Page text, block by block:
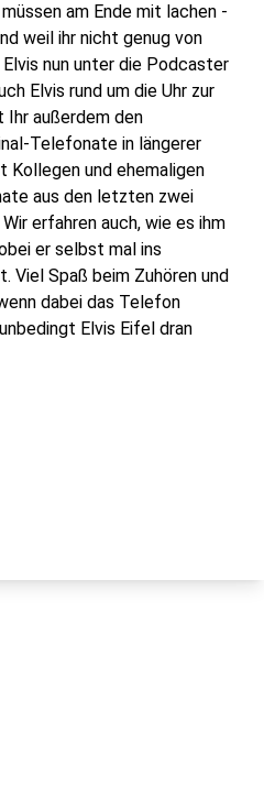
am Ende mit lachen -
weil ihr nicht genug von
nun unter die Podcaster
Elvis rund um die Uhr zur
Ihr außerdem den
Telefonate in längerer
Kollegen und ehemaligen
aus den letzten zwei
erfahren auch, wie es ihm
er selbst mal ins
Viel Spaß beim Zuhören und
dabei das Telefon
Elvis Eifel dran